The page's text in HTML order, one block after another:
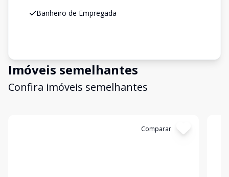
Banheiro de Empregada
Imóveis semelhantes
Confira imóveis semelhantes
Comparar